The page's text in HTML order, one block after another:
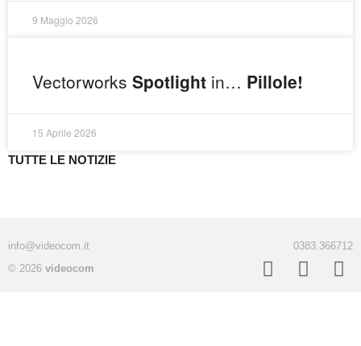
9 Maggio 2026
Vectorworks Spotlight in… Pillole!
15 Aprile 2026
TUTTE LE NOTIZIE
info@videocom.it
0383.366712
© 2026 videocom